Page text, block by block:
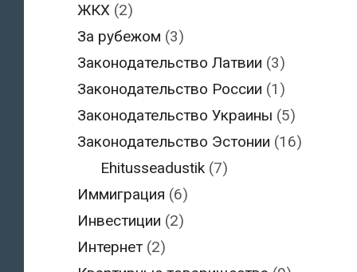
ЖКХ (2)
За рубежом (3)
Законодательство Латвии (3)
Законодательство России (1)
Законодательство Украины (5)
Законодательство Эстонии (16)
Ehitusseadustik(7)
Иммиграция (6)
Инвестиции (2)
Интернет (2)